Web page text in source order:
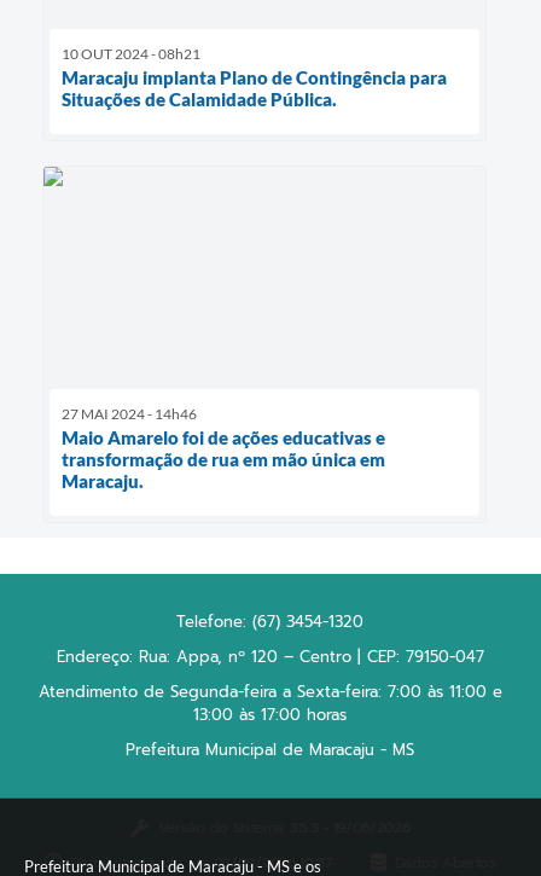
Prefeitura Municipal de Maracaju - MS e os
10 OUT 2024 - 08h21
Maracaju implanta Plano de Contingência para
Situações de Calamidade Pública.
27 MAI 2024 - 14h46
Maio Amarelo foi de ações educativas e
transformação de rua em mão única em
Maracaju.
Telefone: (67) 3454-1320
Endereço: Rua: Appa, nº 120 – Centro | CEP: 79150-047
Atendimento de Segunda-feira a Sexta-feira: 7:00 às 11:00 e
13:00 às 17:00 horas
Prefeitura Municipal de Maracaju - MS
Portal atualizado em:07/08/2026 10:57